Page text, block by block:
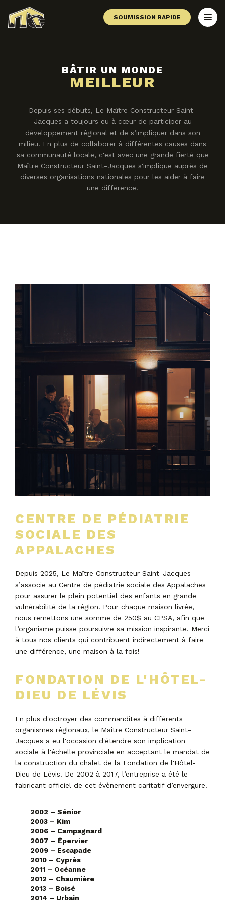
SOUMISSION RAPIDE
BÂTIR UN MONDE
MEILLEUR
Depuis ses débuts, Le Maître Constructeur Saint-
Jacques a toujours eu à cœur de participer au
développement régional et de s’impliquer dans son
milieu. En plus de collaborer à différentes causes dans
sa communauté locale, c'est avec une grande fierté que
Maître Constructeur Saint-Jacques s'implique auprès de
diverses organisations nationales pour les aider à faire
une différence.
CENTRE DE PÉDIATRIE
SOCIALE DES
APPALACHES
Depuis 2025, Le Maître Constructeur Saint-Jacques
s’associe au Centre de pédiatrie sociale des Appalaches
pour assurer le plein potentiel des enfants en grande
vulnérabilité de la région. Pour chaque maison livrée,
nous remettons une somme de 250$ au CPSA, afin que
l’organisme puisse poursuivre sa mission inspirante. Merci
à tous nos clients qui contribuent indirectement à faire
une différence, une maison à la fois!
FONDATION DE L'HÔTEL-
DIEU DE LÉVIS
En plus d'octroyer des commandites à différents
organismes régionaux, le Maître Constructeur Saint-
Jacques a eu l'occasion d'étendre son implication
sociale à l'échelle provinciale en acceptant le mandat de
la construction du chalet de la Fondation de l'Hôtel-
Dieu de Lévis. De 2002 à 2017, l’entreprise a été le
fabricant officiel de cet évènement caritatif d’envergure.
2002 – Sénior
2003 – Kim
2006 – Campagnard
2007 – Épervier
2009 – Escapade
2010 – Cyprès
2011 – Océanne
2012 – Chaumière
2013 – Boisé
2014 – Urbain